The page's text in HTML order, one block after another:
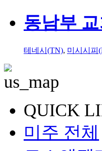
동남부 교
테네시(TN), 미시시피
QUICK
미주 전체